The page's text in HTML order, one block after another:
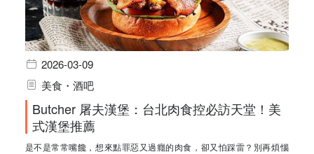
2026-03-09
美食・酒吧
Butcher 屠夫漢堡：台北肉食控必訪天堂！美
式漢堡推薦
是不是常常嘴饞，想來點罪惡又過癮的肉食，卻又怕踩雷？別再煩惱